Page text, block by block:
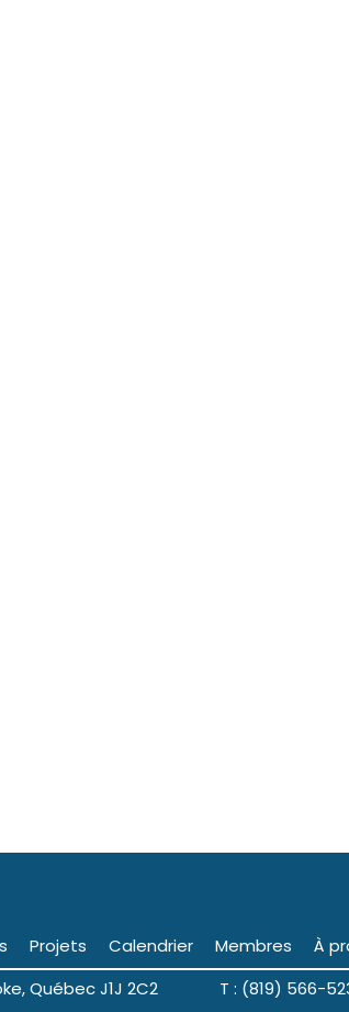
Projets Calendrier Membres
À
Québec J1J 2C2 T : (819) 566-